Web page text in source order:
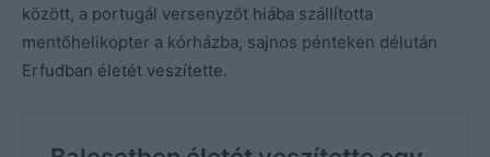
között, a portugál versenyzőt hiába szállította
mentőhelikopter a kórházba, sajnos pénteken délután
Erfudban életét veszítette.